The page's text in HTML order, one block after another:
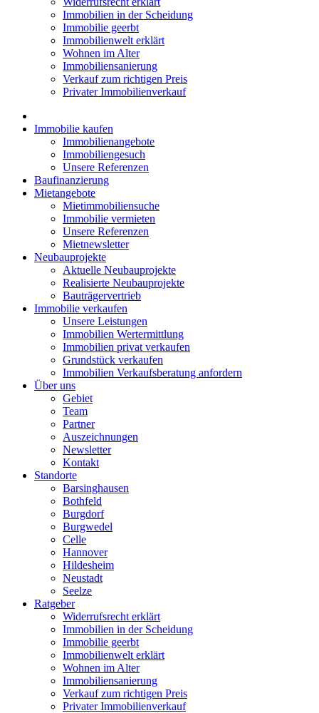
Immobilien in der Scheidung
Immobilie geerbt
Immobilienwelt erklärt
Wohnen im Alter
Immobiliensanierung
Verkauf zum richtigen Preis
Privater Immobilienverkauf
Immobilie kaufen
Immobilienangebote
Immobiliengesuch
Unsere Referenzen
Baufinanzierung
Mietangebote
Mietimmobiliensuche
Immobilie vermieten
Unsere Referenzen
Mietnewsletter
Neubauprojekte
Aktuelle Neubauprojekte
Realisierte Neubauprojekte
Bauträgervertrieb
Immobilie verkaufen
Unsere Leistungen
Immobilien Wertermittlung
Immobilien privat verkaufen
Grundstück verkaufen
Immobilien Verkaufsberatung anfordern
Über uns
Gebiet
Team
Partner
Auszeichnungen
Newsletter
Kontakt
Standorte
Barsinghausen
Bothfeld
Burgdorf
Burgwedel
Celle
Hannover
Hildesheim
Neustadt
Seelze
Ratgeber
Widerrufsrecht erklärt
Immobilien in der Scheidung
Immobilie geerbt
Immobilienwelt erklärt
Wohnen im Alter
Immobiliensanierung
Verkauf zum richtigen Preis
Privater Immobilienverkauf